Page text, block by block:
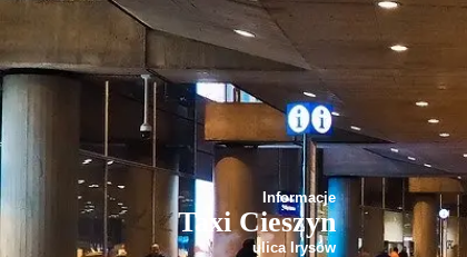
Informacje
Taxi Cieszyn
ulica Irysów